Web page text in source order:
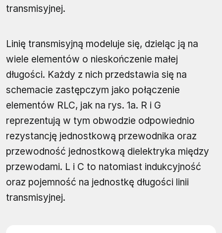
transmisyjnej.
Linię transmisyjną modeluje się, dzieląc ją na
wiele elementów o nieskończenie małej
długości. Każdy z nich przedstawia się na
schemacie zastępczym jako połączenie
elementów RLC, jak na rys. 1a. R i G
reprezentują w tym obwodzie odpowiednio
rezystancję jednostkową przewodnika oraz
przewodność jednostkową dielektryka między
przewodami. L i C to natomiast indukcyjność
oraz pojemność na jednostkę długości linii
transmisyjnej.